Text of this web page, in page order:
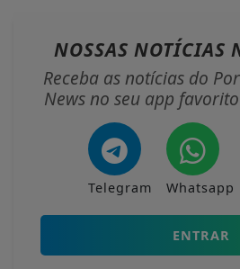
NOSSAS NOTÍCIAS
Receba as notícias do
News no seu app
Telegram Whatsapp
ENTRAR